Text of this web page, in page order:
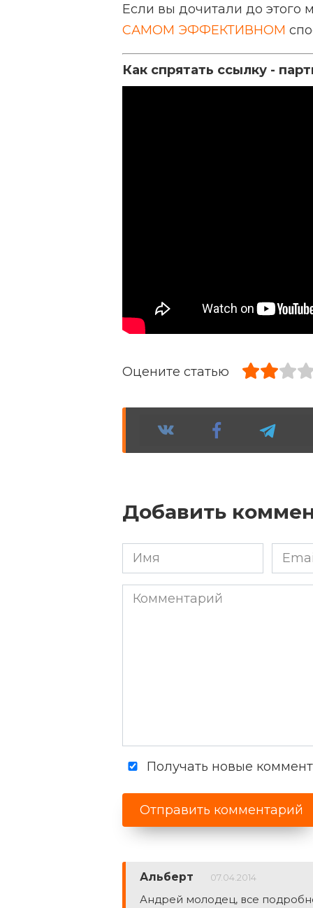
Если вы дочитали до этого
САМОМ ЭФФЕКТИВНОМ
Как спрятать ссылку -
Оцените статью
Добавить
Имя
*
Email
*
Комментарий
Получать новые
Альберт 07.04.2014
Андрей молодец, все